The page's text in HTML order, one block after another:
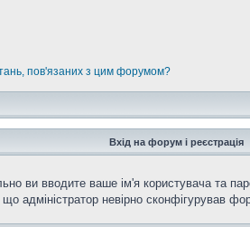
пов'язаних з цим форумом?
Вхід на форум і реєстрація
ви вводите ваше ім'я користувача та
невірно сконфігурував